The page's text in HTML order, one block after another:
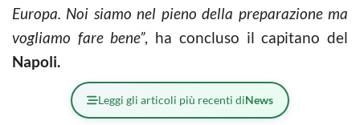
Europa. Noi siamo nel pieno della preparazione ma
vogliamo fare bene”, ha concluso il capitano del
Napoli.
Leggi gli articoli più recenti diNews